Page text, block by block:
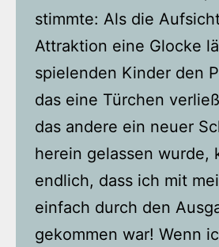
stimmte: Als die
Attraktion eine Glocke
spielenden Kinder den
das eine Türchen
das andere ein neuer
herein gelassen wurde,
endlich, dass ich mit
einfach durch den
gekommen war! Wenn